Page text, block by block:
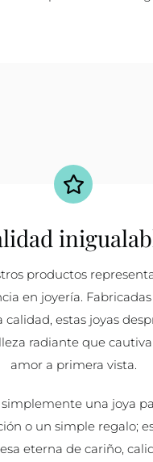
productos
en joyería.
calidad, estas joyas
radiante que
amor a primera vista.
simplemente una joya
o un simple regalo;
eterna de cariño,